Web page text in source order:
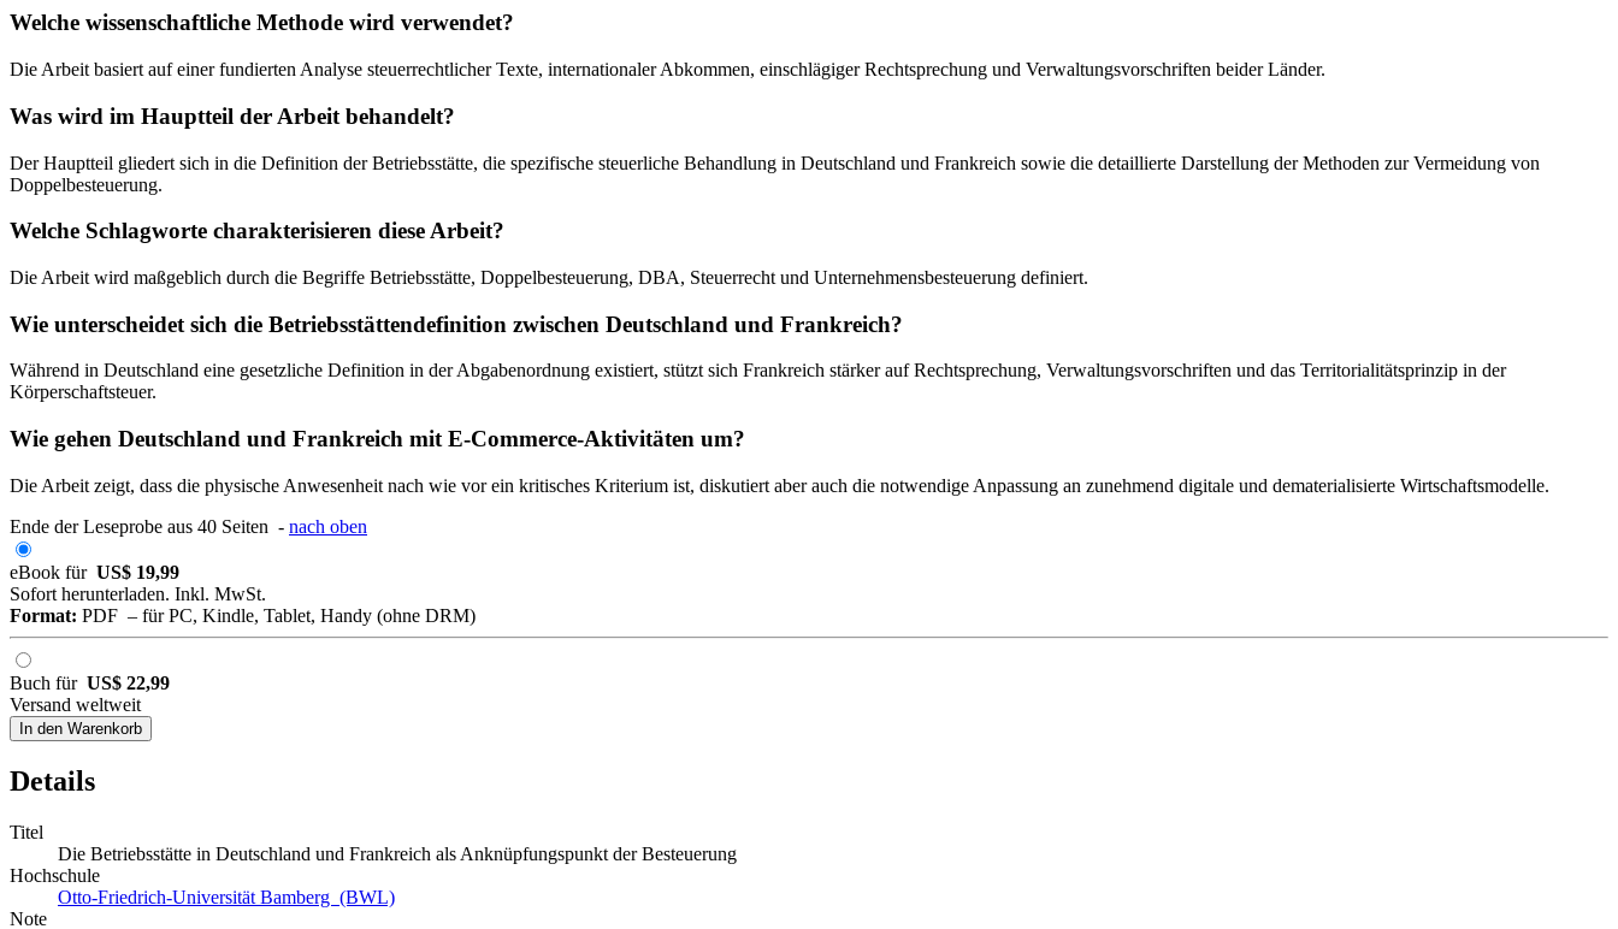
Welche wissenschaftliche Methode wird verwendet?
Die Arbeit basiert auf einer fundierten Analyse steuerrechtlicher Texte, internationaler Abkommen, einschlägiger Rechtsprechung und Verwaltungsvorschriften beider Länder.
Was wird im Hauptteil der Arbeit behandelt?
Der Hauptteil gliedert sich in die Definition der Betriebsstätte, die spezifische steuerliche Behandlung in Deutschland und Frankreich sowie die detaillierte Darstellung der Methoden zur Vermeidung von
Doppelbesteuerung.
Welche Schlagworte charakterisieren diese Arbeit?
Die Arbeit wird maßgeblich durch die Begriffe Betriebsstätte, Doppelbesteuerung, DBA, Steuerrecht und Unternehmensbesteuerung definiert.
Wie unterscheidet sich die Betriebsstättendefinition zwischen Deutschland und Frankreich?
Während in Deutschland eine gesetzliche Definition in der Abgabenordnung existiert, stützt sich Frankreich stärker auf Rechtsprechung, Verwaltungsvorschriften und das Territorialitätsprinzip in der
Körperschaftsteuer.
Wie gehen Deutschland und Frankreich mit E-Commerce-Aktivitäten um?
Die Arbeit zeigt, dass die physische Anwesenheit nach wie vor ein kritisches Kriterium ist, diskutiert aber auch die notwendige Anpassung an zunehmend digitale und dematerialisierte Wirtschaftsmodelle.
Ende der Leseprobe aus 40 Seiten - nach oben
eBook für US$ 19,99
Sofort herunterladen. Inkl. MwSt.
Format: PDF – für PC, Kindle, Tablet, Handy (ohne DRM)
Buch für US$ 22,99
Versand weltweit
In den Warenkorb
Details
Titel
Die Betriebsstätte in Deutschland und Frankreich als Anknüpfungspunkt der Besteuerung
Hochschule
Otto-Friedrich-Universität Bamberg (BWL)
Note